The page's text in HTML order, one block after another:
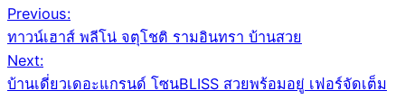
Post
navigation
Previous:
ทาวน์เฮาส์ พลีโน่ จตุโชติ รามอินทรา บ้านสวย
Next:
บ้านเดี่ยวเดอะแกรนด์ โซนBLISS สวยพร้อมอยู่ เฟอร์จัดเต็ม